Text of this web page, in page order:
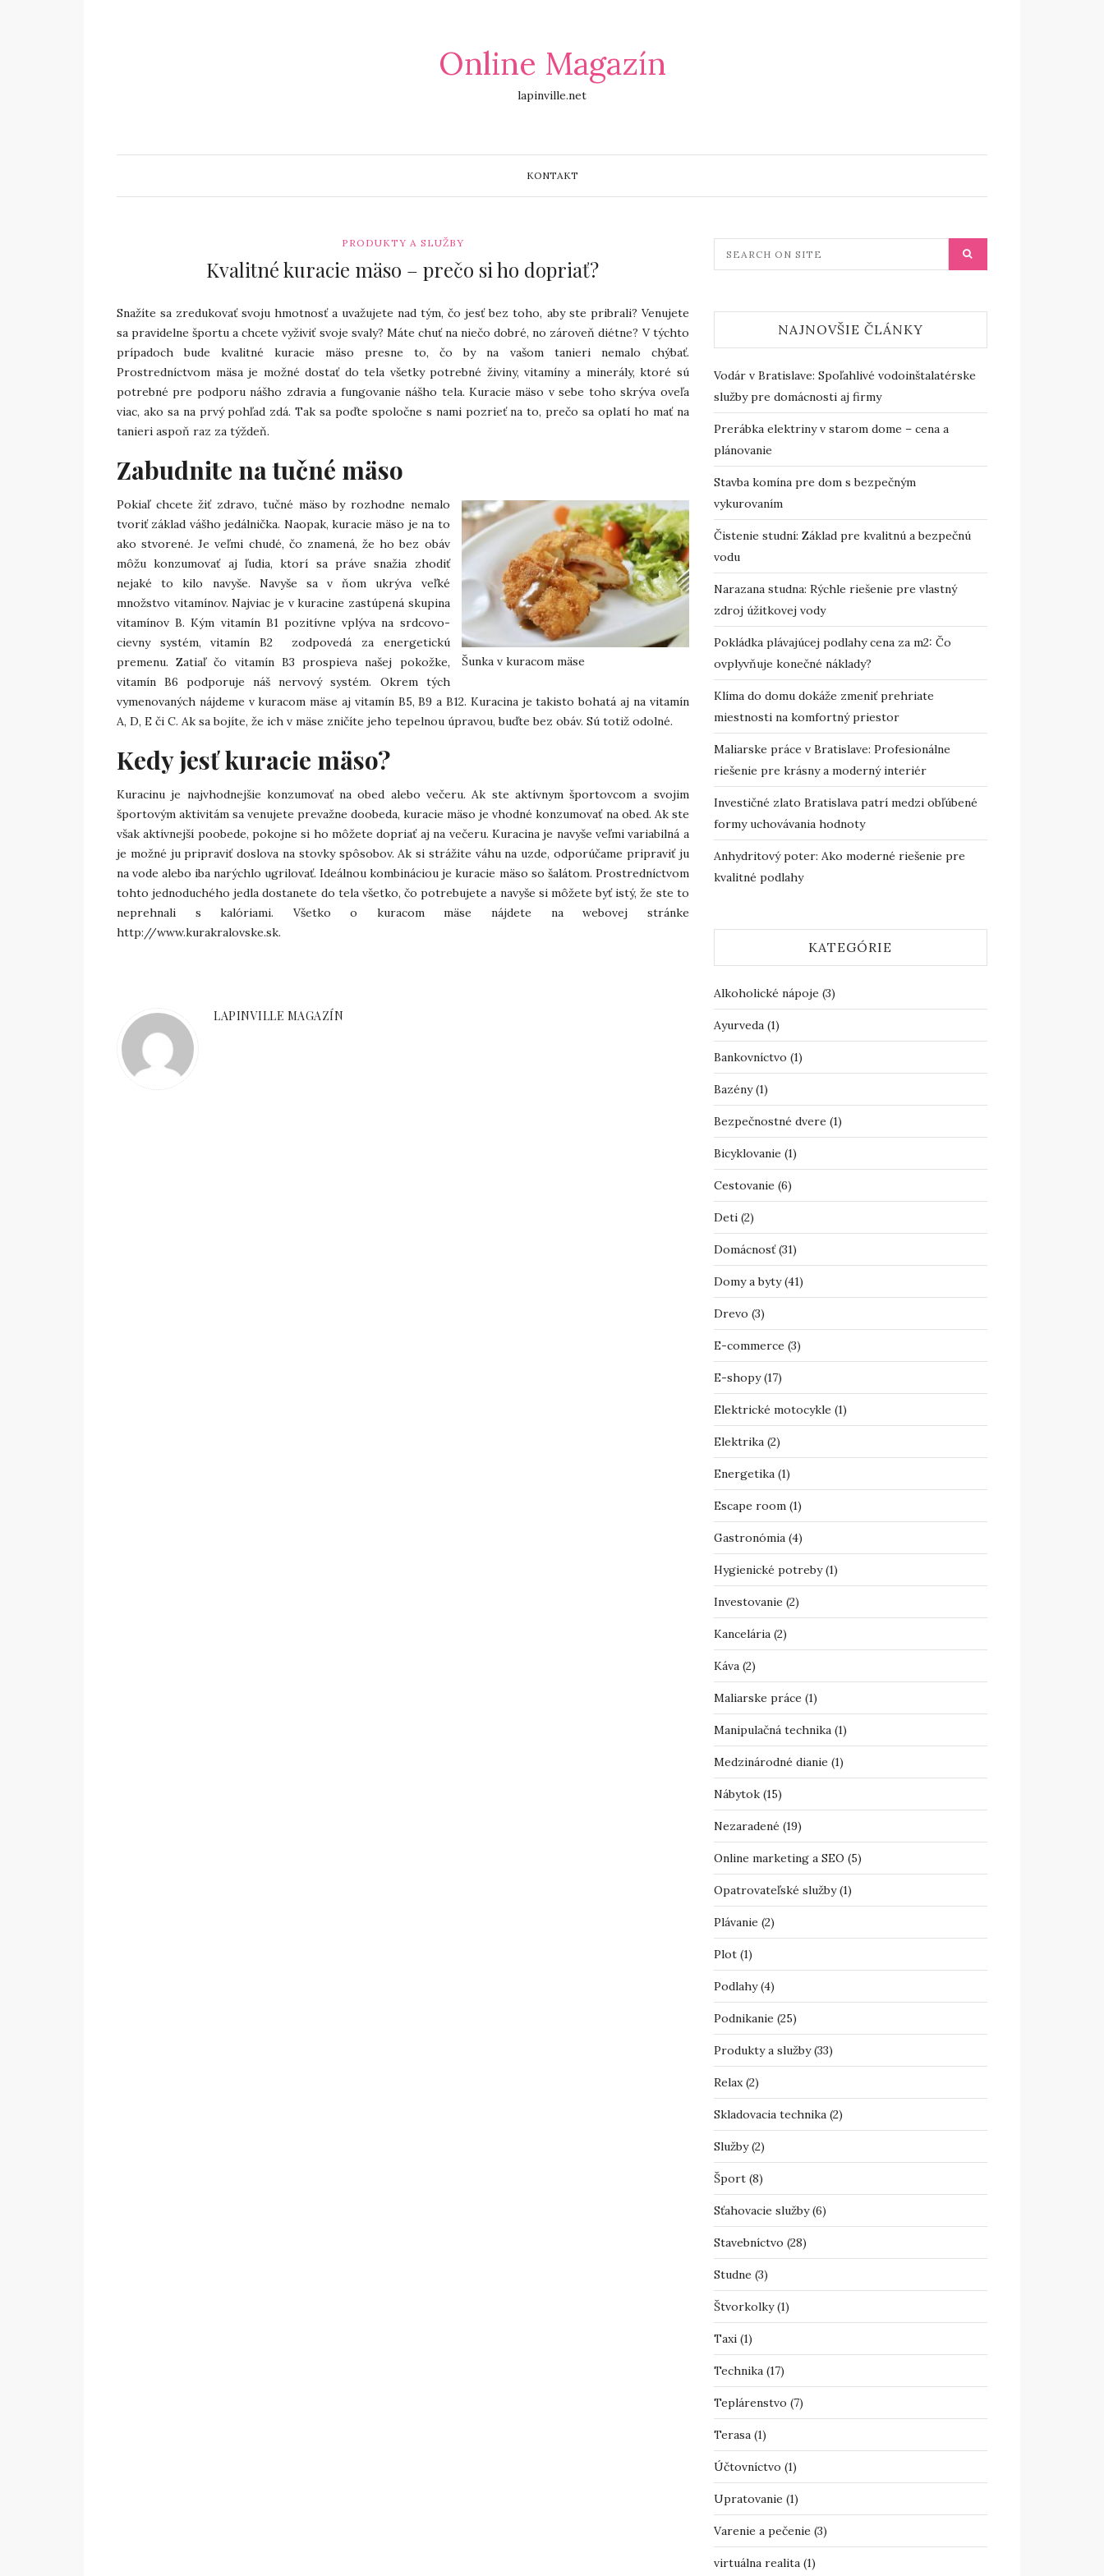
Online Magazín
lapinville.net
KONTAKT
PRODUKTY A SLUŽBY
Kvalitné kuracie mäso – prečo si ho dopriať?
Snažíte sa zredukovať svoju hmotnosť a uvažujete nad tým, čo jesť bez toho, aby ste pribrali? Venujete
sa pravidelne športu a chcete vyživiť svoje svaly? Máte chuť na niečo dobré, no zároveň diétne? V týchto
prípadoch bude kvalitné kuracie mäso presne to, čo by na vašom tanieri nemalo chýbať.
Prostredníctvom mäsa je možné dostať do tela všetky potrebné živiny, vitamíny a minerály, ktoré sú
potrebné pre podporu nášho zdravia a fungovanie nášho tela. Kuracie mäso v sebe toho skrýva oveľa
viac, ako sa na prvý pohľad zdá. Tak sa poďte spoločne s nami pozrieť na to, prečo sa oplatí ho mať na
tanieri aspoň raz za týždeň.
Zabudnite na tučné mäso
Šunka v kuracom mäse
Pokiaľ chcete žiť zdravo, tučné mäso by rozhodne nemalo
tvoriť základ vášho jedálnička. Naopak, kuracie mäso je na to
ako stvorené. Je veľmi chudé, čo znamená, že ho bez obáv
môžu konzumovať aj ľudia, ktorí sa práve snažia zhodiť
nejaké to kilo navyše. Navyše sa v ňom ukrýva veľké
množstvo vitamínov. Najviac je v kuracine zastúpená skupina
vitamínov B. Kým vitamín B1 pozitívne vplýva na srdcovo-
cievny systém, vitamín B2 zodpovedá za energetickú
premenu. Zatiaľ čo vitamín B3 prospieva našej pokožke,
vitamín B6 podporuje náš nervový systém. Okrem tých
vymenovaných nájdeme v kuracom mäse aj vitamín B5, B9 a B12. Kuracina je takisto bohatá aj na vitamín
A, D, E či C. Ak sa bojíte, že ich v mäse zničíte jeho tepelnou úpravou, buďte bez obáv. Sú totiž odolné.
Kedy jesť kuracie mäso?
Kuracinu je najvhodnejšie konzumovať na obed alebo večeru. Ak ste aktívnym športovcom a svojim
športovým aktivitám sa venujete prevažne doobeda, kuracie mäso je vhodné konzumovať na obed. Ak ste
však aktívnejší poobede, pokojne si ho môžete dopriať aj na večeru. Kuracina je navyše veľmi variabilná a
je možné ju pripraviť doslova na stovky spôsobov. Ak si strážite váhu na uzde, odporúčame pripraviť ju
na vode alebo iba narýchlo ugrilovať. Ideálnou kombináciou je kuracie mäso so šalátom. Prostredníctvom
tohto jednoduchého jedla dostanete do tela všetko, čo potrebujete a navyše si môžete byť istý, že ste to
neprehnali s kalóriami. Všetko o kuracom mäse nájdete na webovej stránke
http://www.kurakralovske.sk.
LAPINVILLE MAGAZÍN
NAJNOVŠIE ČLÁNKY
Vodár v Bratislave: Spoľahlivé vodoinštalatérske
služby pre domácnosti aj firmy
Prerábka elektriny v starom dome – cena a
plánovanie
Stavba komína pre dom s bezpečným
vykurovaním
Čistenie studní: Základ pre kvalitnú a bezpečnú
vodu
Narazana studna: Rýchle riešenie pre vlastný
zdroj úžitkovej vody
Pokládka plávajúcej podlahy cena za m2: Čo
ovplyvňuje konečné náklady?
Klíma do domu dokáže zmeniť prehriate
miestnosti na komfortný priestor
Maliarske práce v Bratislave: Profesionálne
riešenie pre krásny a moderný interiér
Investičné zlato Bratislava patrí medzi obľúbené
formy uchovávania hodnoty
Anhydritový poter: Ako moderné riešenie pre
kvalitné podlahy
KATEGÓRIE
Alkoholické nápoje (3)
Ayurveda(1)
Bankovníctvo (1)
Bazény(1)
Bezpečnostné dvere (1)
Bicyklovanie (1)
Cestovanie (6)
Deti(2)
Domácnosť(31)
Domy a byty(41)
Drevo (3)
E-commerce (3)
E-shopy(17)
Elektrické motocykle (1)
Elektrika(2)
Energetika(1)
Escape room(1)
Gastronómia(4)
Hygienické potreby(1)
Investovanie (2)
Kancelária(2)
Káva(2)
Maliarske práce (1)
Manipulačná technika(1)
Medzinárodné dianie (1)
Nábytok(15)
Nezaradené (19)
Online marketing a SEO (5)
Opatrovateľské služby(1)
Plávanie (2)
Plot(1)
Podlahy(4)
Podnikanie (25)
Produkty a služby(33)
Relax(2)
Skladovacia technika(2)
Služby(2)
Šport(8)
Sťahovacie služby(6)
Stavebníctvo (28)
Studne (3)
Štvorkolky(1)
Taxi(1)
Technika(17)
Teplárenstvo (7)
Terasa(1)
Účtovníctvo (1)
Upratovanie (1)
Varenie a pečenie (3)
virtuálna realita(1)